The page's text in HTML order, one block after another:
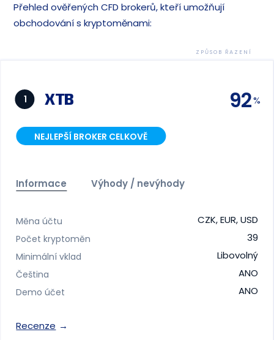
Přehled ověřených CFD brokerů, kteří umožňují
obchodování s kryptoměnami:
ZPŮSOB ŘAZENÍ
1 XTB
NEJLEPŠÍ BROKER CELKOVĚ
92
Informace Výhody / nevýhody
Měna účtu CZK, EUR, USD
Počet kryptoměn 39
Minimální vklad Libovolný
Čeština ANO
Demo účet ANO
Recenze